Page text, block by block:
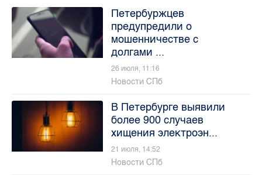
Петербуржцев
предупредили о
мошенничестве с
долгами ...
26 июля, 11:16
Новости СПб
В Петербурге выявили
более 900 случаев
хищения электроэн...
21 июля, 14:52
Новости СПб